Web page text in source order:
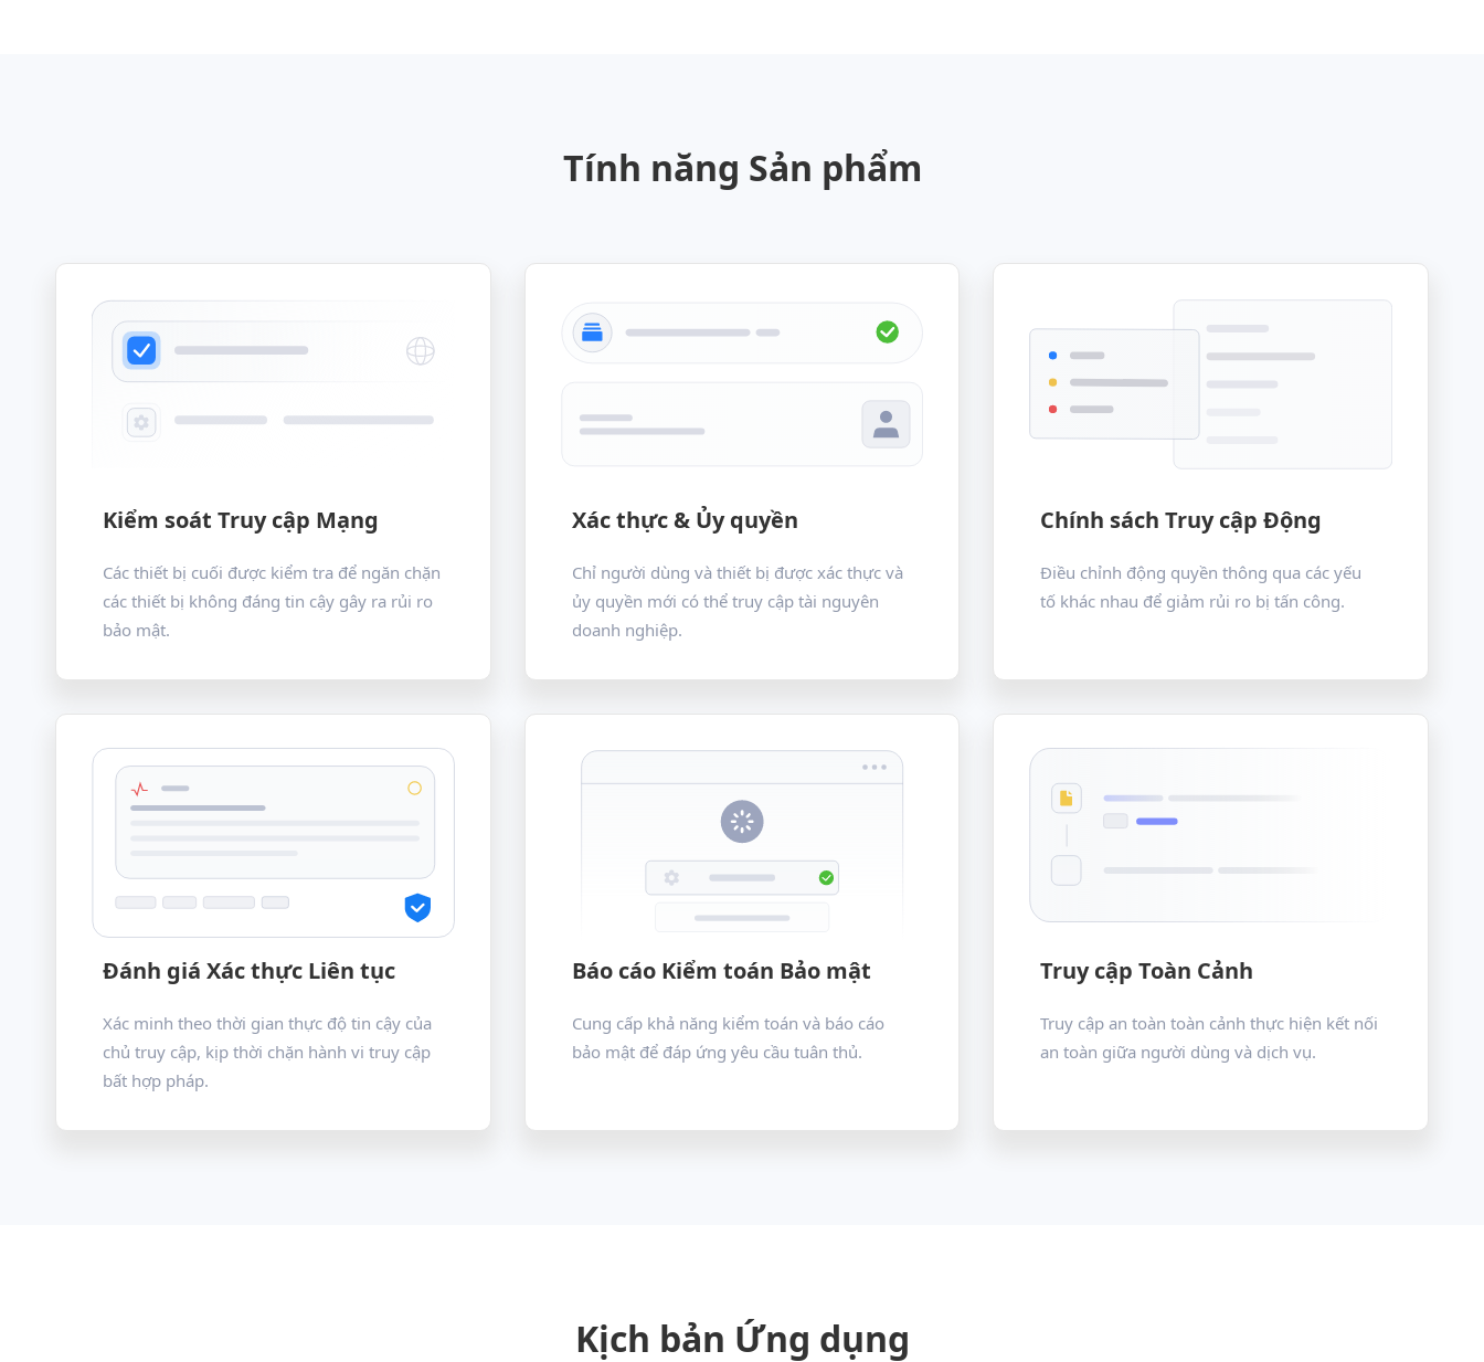
Tính năng Sản phẩm
Kiểm soát Truy cập Mạng
Các thiết bị cuối được kiểm tra để ngăn chặn
các thiết bị không đáng tin cậy gây ra rủi ro
bảo mật.
Xác thực & Ủy quyền
Chỉ người dùng và thiết bị được xác thực và
ủy quyền mới có thể truy cập tài nguyên
doanh nghiệp.
Chính sách Truy cập Động
Điều chỉnh động quyền thông qua các yếu
tố khác nhau để giảm rủi ro bị tấn công.
Đánh giá Xác thực Liên tục
Xác minh theo thời gian thực độ tin cậy của
chủ truy cập, kịp thời chặn hành vi truy cập
bất hợp pháp.
Báo cáo Kiểm toán Bảo mật
Cung cấp khả năng kiểm toán và báo cáo
bảo mật để đáp ứng yêu cầu tuân thủ.
Truy cập Toàn Cảnh
Truy cập an toàn toàn cảnh thực hiện kết nối
an toàn giữa người dùng và dịch vụ.
Kịch bản Ứng dụng